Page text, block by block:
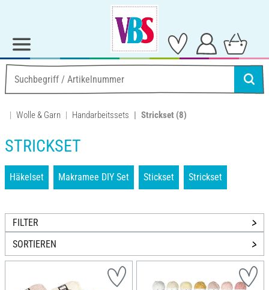
Wolle & Garn Handarbeitssets Strickset (8)
STRICKSET
Häkelset Makramee DIY Set Stickset Strickset
FILTER
SORTIEREN